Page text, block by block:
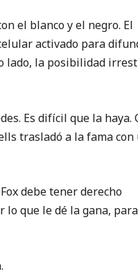
el blanco y el negro. El
activado para
lado, la posibilidad
Es difícil que la haya.
trasladó a la fama con
debe tener derecho
que le dé la gana,